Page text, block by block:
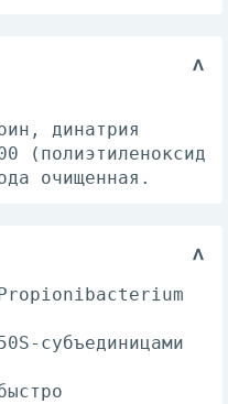
динатрия
(полиэтиленоксид
очищенная.
Propionibacterium
субъединицами